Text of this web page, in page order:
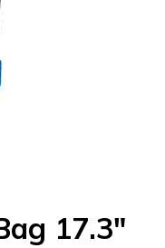
17.3"